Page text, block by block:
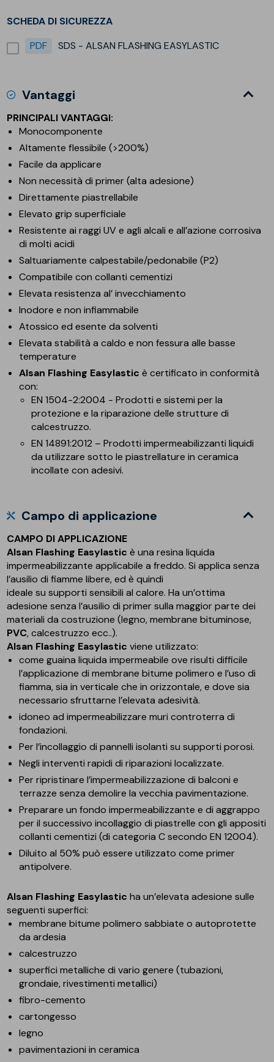
SCHEDA DI SICUREZZA
PDF
SDS - ALSAN FLASHING EASYLASTIC
Vantaggi
PRINCIPALI VANTAGGI:
Monocomponente
Altamente flessibile (>200%)
Facile da applicare
Non necessità di primer (alta adesione)
Direttamente piastrellabile
Elevato grip superficiale
Resistente ai raggi UV e agli alcali e all’azione corrosiva
di molti acidi
Saltuariamente calpestabile/pedonabile (P2)
Compatibile con collanti cementizi
Elevata resistenza al’ invecchiamento
Inodore e non infiammabile
Atossico ed esente da solventi
Elevata stabilità a caldo e non fessura alle basse
temperature
Alsan Flashing Easylastic è certificato in conformità
con:
EN 1504-2:2004 - Prodotti e sistemi per la
protezione e la riparazione delle strutture di
calcestruzzo.
EN 14891:2012 – Prodotti impermeabilizzanti liquidi
da utilizzare sotto le piastrellature in ceramica
incollate con adesivi.
Campo di applicazione
CAMPO DI APPLICAZIONE
Alsan Flashing Easylastic è una resina liquida
impermeabilizzante applicabile a freddo. Si applica senza
l’ausilio di fiamme libere, ed è quindi
ideale su supporti sensibili al calore. Ha un’ottima
adesione senza l’ausilio di primer sulla maggior parte dei
materiali da costruzione (legno, membrane bituminose,
PVC, calcestruzzo ecc..).
Alsan Flashing Easylastic viene utilizzato:
come guaina liquida impermeabile ove risulti difficile
l’applicazione di membrane bitume polimero e l’uso di
fiamma, sia in verticale che in orizzontale, e dove sia
necessario sfruttarne l’elevata adesività.
idoneo ad impermeabilizzare muri controterra di
fondazioni.
Per l’incollaggio di pannelli isolanti su supporti porosi.
Negli interventi rapidi di riparazioni localizzate.
Per ripristinare l’impermeabilizzazione di balconi e
terrazze senza demolire la vecchia pavimentazione.
Preparare un fondo impermeabilizzante e di aggrappo
per il successivo incollaggio di piastrelle con gli appositi
collanti cementizi (di categoria C secondo EN 12004).
Diluito al 50% può essere utilizzato come primer
antipolvere.
Alsan Flashing Easylasticha un’elevata adesione sulle
seguenti superfici:
membrane bitume polimero sabbiate o autoprotette
da ardesia
calcestruzzo
superfici metalliche di vario genere (tubazioni,
grondaie, rivestimenti metallici)
fibro-cemento
cartongesso
legno
pavimentazioni in ceramica